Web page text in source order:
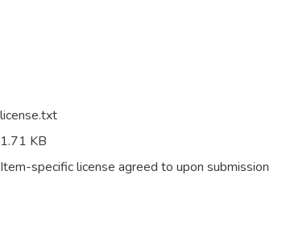
license.txt
1.71 KB
Item-specific license agreed to upon submission